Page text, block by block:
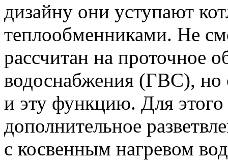
дизайну они уступают
теплообменниками. Не
рассчитан на проточное
водоснабжения (ГВС), но
и эту функцию. Для этого
дополнительное
с косвенным нагревом